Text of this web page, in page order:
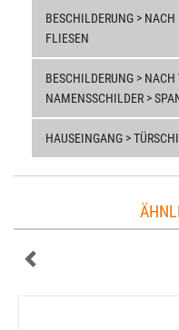
BESCHILDERUNG >
FLIESEN
BESCHILDERUNG > NACH
NAMENSSCHILDER >
HAUSEINGANG >